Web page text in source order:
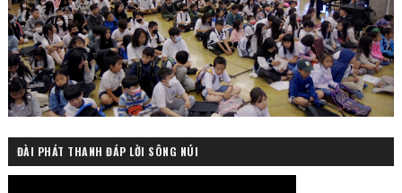
ĐÀI PHÁT THANH ĐÁP LỜI SÔNG NÚI